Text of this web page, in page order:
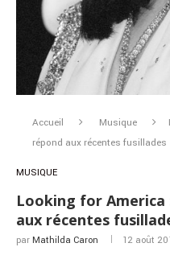
Accueil Musique
répond aux récentes fusillades
MUSIQUE
Looking for America
aux récentes
par Mathilda Caron 12 août